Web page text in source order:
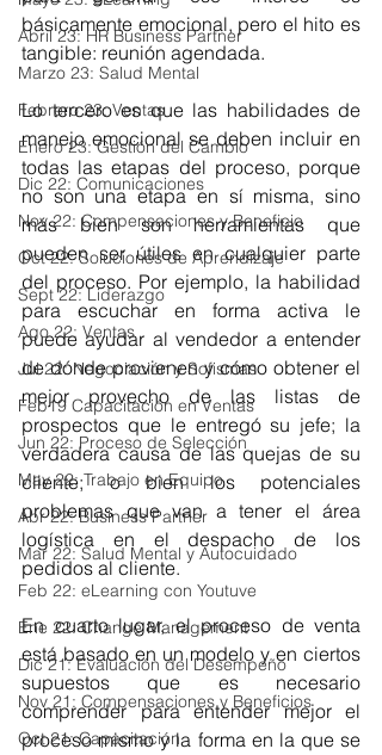
Abril 23: HR Business Partner
Marzo 23: Salud Mental
Febrero 23: Ventas
Enero 23: Gestión del Cambio
Dic 22: Comunicaciones
Nov 22: Compensaciones y Beneficio
Oct 22: Soluciones de Aprendizaje
Sept 22: Liderazgo
Ago 22: Ventas
Jul 22: Negociación y Sofismas
Feb19 Capacitación en Ventas
Jun 22: Proceso de Selección
May 22: Trabajo en Equipo
Abr 22: Business Partner
Mar 22: Salud Mental y Autocuidado
Feb 22: eLearning con Youtuve
Ene 22: Change Management
Dic 21: Evaluación del Desempeño
Nov 21: Compensaciones y Beneficios
Oct 21: Capacitación
básicamente emocional, pero el hito es
tangible: reunión agendada.
Lo tercero es que las habilidades de
manejo emocional se deben incluir en
todas las etapas del proceso, porque
no son una etapa en sí misma, sino
más bien son herramientas que
pueden ser útiles en cualquier parte
del proceso. Por ejemplo, la habilidad
para escuchar en forma activa le
puede ayudar al vendedor a entender
de dónde provienen y cómo obtener el
mejor provecho de las listas de
prospectos que le entregó su jefe; la
verdadera causa de las quejas de su
cliente; o bien los potenciales
problemas que van a tener el área
logística en el despacho de los
pedidos al cliente.
En cuarto lugar, el proceso de venta
está basado en un modelo y en ciertos
supuestos que es necesario
comprender para entender mejor el
proceso mismo y la forma en la que se